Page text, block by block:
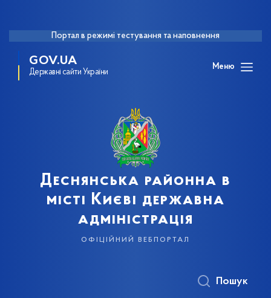
Портал в режимі тестування та наповнення
GOV.UA
Державні сайти України
Меню
Деснянська районна в
місті Києві державна
адміністрація
офіційний вебпортал
Пошук